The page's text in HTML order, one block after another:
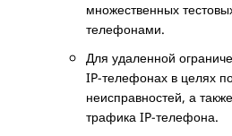
множественных
телефонами.
Для удаленной
IP-телефонах в целях
неисправностей, а
трафика IP-телефона.